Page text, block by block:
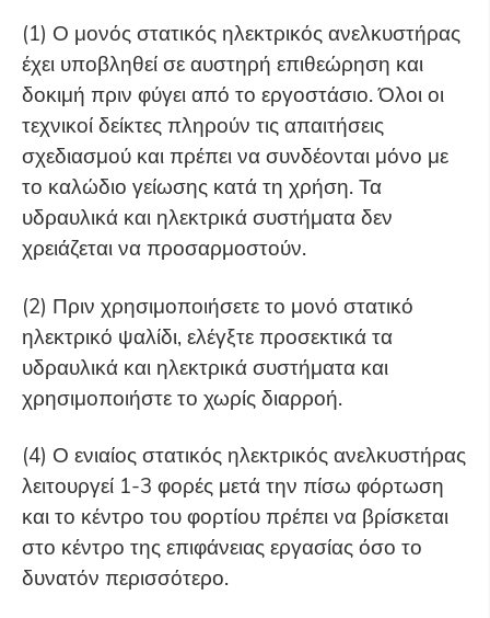
(1) Ο μονός στατικός ηλεκτρικός ανελκυστήρας
έχει υποβληθεί σε αυστηρή επιθεώρηση και
δοκιμή πριν φύγει από το εργοστάσιο. Όλοι οι
τεχνικοί δείκτες πληρούν τις απαιτήσεις
σχεδιασμού και πρέπει να συνδέονται μόνο με
το καλώδιο γείωσης κατά τη χρήση. Τα
υδραυλικά και ηλεκτρικά συστήματα δεν
χρειάζεται να προσαρμοστούν.
(2) Πριν χρησιμοποιήσετε το μονό στατικό
ηλεκτρικό ψαλίδι, ελέγξτε προσεκτικά τα
υδραυλικά και ηλεκτρικά συστήματα και
χρησιμοποιήστε το χωρίς διαρροή.
(4) Ο ενιαίος στατικός ηλεκτρικός ανελκυστήρας
λειτουργεί 1-3 φορές μετά την πίσω φόρτωση
και το κέντρο του φορτίου πρέπει να βρίσκεται
στο κέντρο της επιφάνειας εργασίας όσο το
δυνατόν περισσότερο.